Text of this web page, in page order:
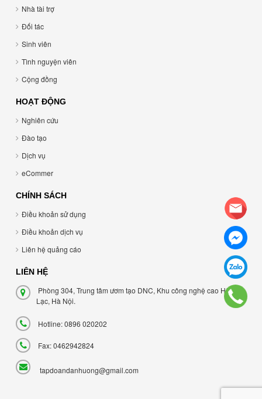
Nhà tài trợ
Đối tác
Sinh viên
Tình nguyện viên
Cộng đồng
HOẠT ĐỘNG
Nghiên cứu
Đào tạo
Dịch vụ
eCommer
CHÍNH SÁCH
Điều khoản sử dụng
Điều khoản dịch vụ
Liên hệ quảng cáo
LIÊN HỆ
Phòng 304, Trung tâm ươm tạo DNC, Khu công nghệ cao Hòa
Lạc, Hà Nội.
Hotline: 0896 020202
Fax: 0462942824
tapdoandanhuong@gmail.com